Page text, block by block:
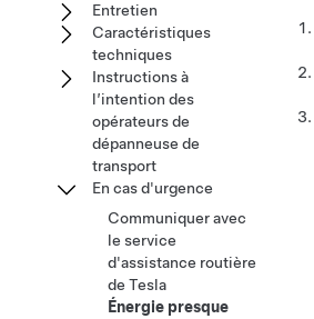
Entretien
Caractéristiques
techniques
Instructions à
l’intention des
opérateurs de
dépanneuse de
transport
En cas d'urgence
Communiquer avec
le service
d'assistance routière
de Tesla
Énergie presque